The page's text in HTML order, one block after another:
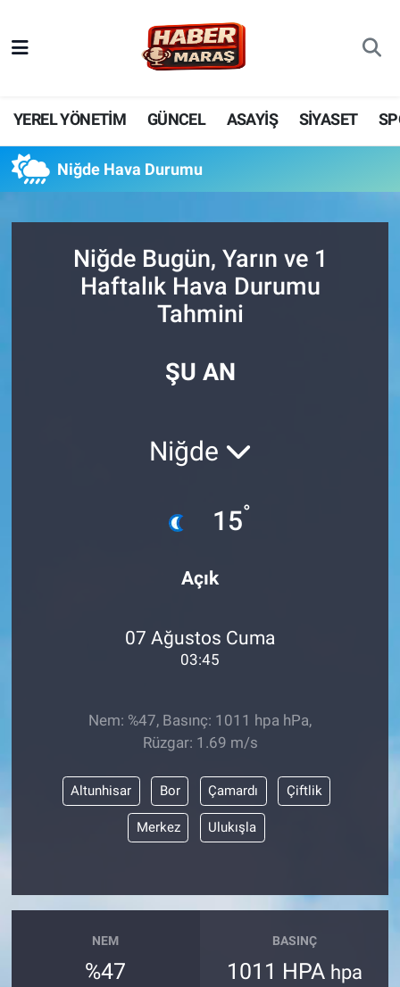
YEREL YÖNETİM GÜNCEL ASAYİŞ SİYASET
Niğde Hava Durumu
Niğde Bugün, Yarın ve 1
Haftalık Hava Durumu
Tahmini
ŞU AN
Niğde
15°
Açık
07 Ağustos Cuma
03:45
Nem: %47, Basınç: 1011 hpa hPa,
Rüzgar: 1.69 m/s
Altunhisar Bor Çamardı Çiftlik
Merkez Ulukışla
NEM
%47
BASINÇ
1011 HPA hpa
YEREL YÖNETİM
GÜNCEL
BİLİM VE TEKNOLOJİ
SPOR
DÜNYA
Nöbetçi Eczaneler
Hava Durumu
Trafik Durumu
Tüm Manşetler
Son Dakika Haberleri